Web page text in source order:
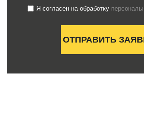
Я согласен на обработку